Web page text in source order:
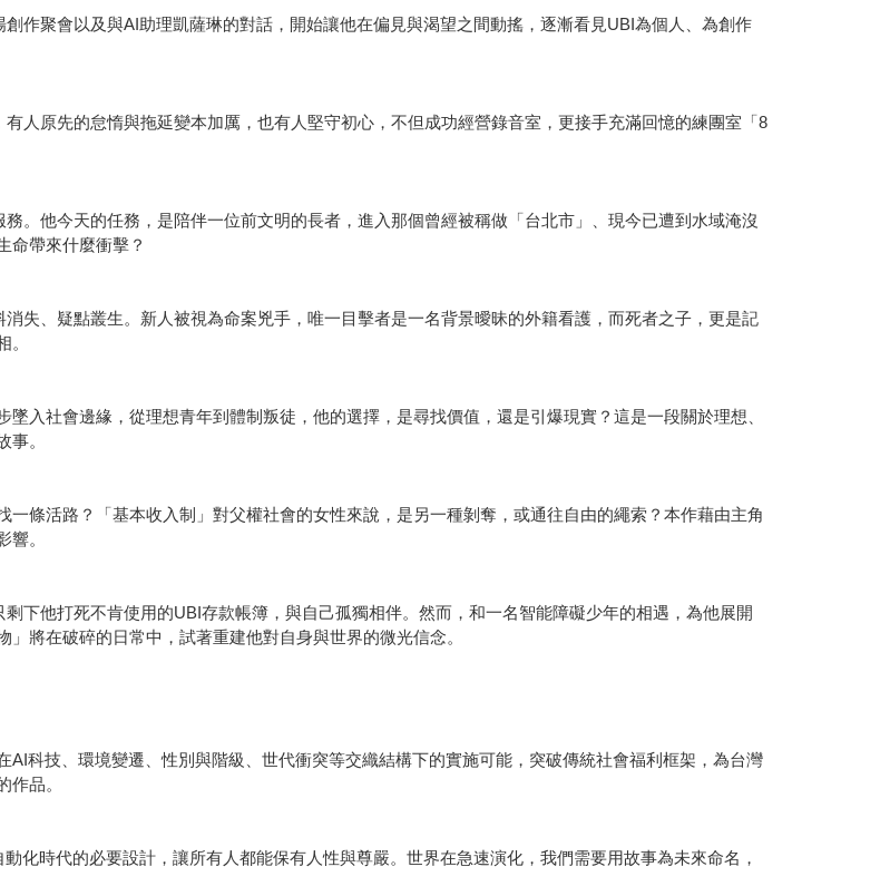
作聚會以及與AI助理凱薩琳的對話，開始讓他在偏見與渴望之間動搖，逐漸看見UBI為個人、為創作
人原先的怠惰與拖延變本加厲，也有人堅守初心，不但成功經營錄音室，更接手充滿回憶的練團室「8
。他今天的任務，是陪伴一位前文明的長者，進入那個曾經被稱做「台北市」、現今已遭到水域淹沒
命帶來什麼衝擊？
失、疑點叢生。新人被視為命案兇手，唯一目擊者是一名背景曖昧的外籍看護，而死者之子，更是記
。
入社會邊緣，從理想青年到體制叛徒，他的選擇，是尋找價值，還是引爆現實？這是一段關於理想、
。
條活路？「基本收入制」對父權社會的女性來說，是另一種剝奪，或通往自由的繩索？本作藉由主角
。
下他打死不肯使用的UBI存款帳簿，與自己孤獨相伴。然而，和一名智能障礙少年的相遇，為他展開
將在破碎的日常中，試著重建他對自身與世界的微光信念。
AI科技、環境變遷、性別與階級、世代衝突等交織結構下的實施可能，突破傳統社會福利框架，為台灣
品。
時代的必要設計，讓所有人都能保有人性與尊嚴。世界在急速演化，我們需要用故事為未來命名，